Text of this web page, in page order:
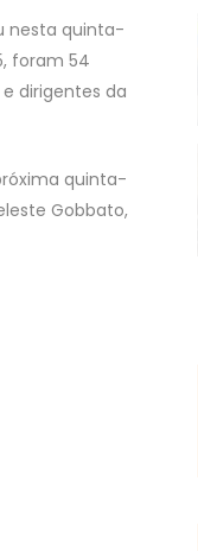
nesta quinta-
foram 54
dirigentes da
quinta-
Gobbato,